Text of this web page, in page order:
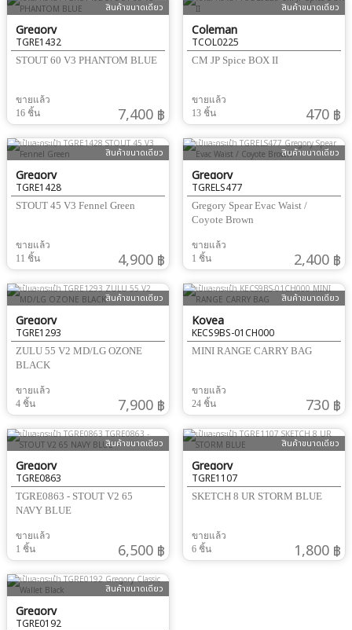
สินค้าขนาดเดียว
Gregory
TGRE1432
STOUT 60 V3 PHANTOM BLUE
ขายแล้ว
16 ชิ้น
7,400 ฿
สินค้าขนาดเดียว
Coleman
TCOL0225
CM JP Spice BOX II
ขายแล้ว
13 ชิ้น
470 ฿
สินค้าขนาดเดียว
Gregory
TGRE1428
STOUT 45 V3 Fennel Green
ขายแล้ว
11 ชิ้น
4,900 ฿
สินค้าขนาดเดียว
Gregory
TGRELS477
Gregory Spear Evac Waist /
Coyote Brown
ขายแล้ว
1 ชิ้น
2,400 ฿
สินค้าขนาดเดียว
Gregory
TGRE1293
ZULU 55 V2 MD/LG OZONE
BLACK
ขายแล้ว
4 ชิ้น
7,900 ฿
สินค้าขนาดเดียว
Kovea
KECS9BS-01CH000
MINI RANGE CARRY BAG
ขายแล้ว
24 ชิ้น
730 ฿
สินค้าขนาดเดียว
Gregory
TGRE0863
TGRE0863 - STOUT V2 65
NAVY BLUE
ขายแล้ว
1 ชิ้น
6,500 ฿
สินค้าขนาดเดียว
Gregory
TGRE1107
SKETCH 8 UR STORM BLUE
ขายแล้ว
6 ชิ้น
1,800 ฿
สินค้าขนาดเดียว
Gregory
TGRE0192